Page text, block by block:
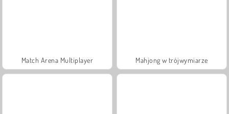
Match Arena Multiplayer Mahjong w trójwymiarze